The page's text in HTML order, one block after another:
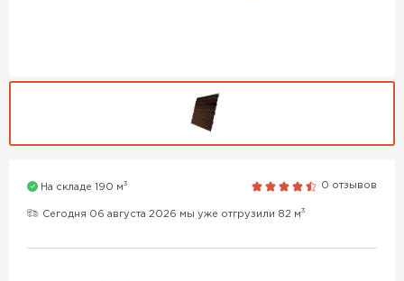
На складе 190 м3 0 отзывов
Сегодня 06 августа 2026 мы уже отгрузили 82 м3